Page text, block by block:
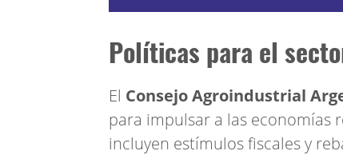
Políticas para el
El Consejo Agroindustrial
para impulsar a las economías
incluyen estímulos fiscales y